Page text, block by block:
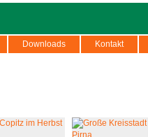
Downloads Kontakt